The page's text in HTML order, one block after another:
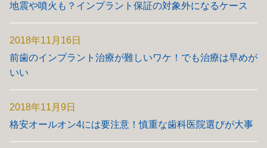
地震や噴火も？インプラント保証の対象外になるケース
2018年11月16日
前歯のインプラント治療が難しいワケ！でも治療は早めが
いい
2018年11月9日
格安オールオン4には要注意！慎重な歯科医院選びが大事